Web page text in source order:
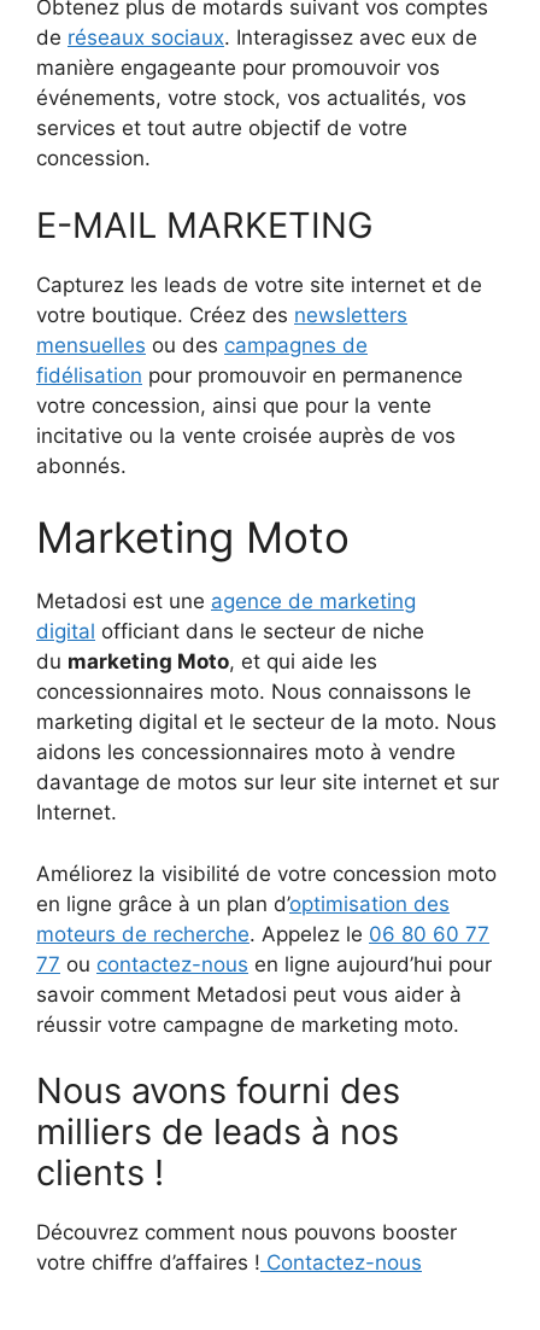
Obtenez plus de motards suivant vos comptes
de réseaux sociaux. Interagissez avec eux de
manière engageante pour promouvoir vos
événements, votre stock, vos actualités, vos
services et tout autre objectif de votre
concession.
E-MAIL MARKETING
Capturez les leads de votre site internet et de
votre boutique. Créez des newsletters
mensuelles ou des campagnes de
fidélisation pour promouvoir en permanence
votre concession, ainsi que pour la vente
incitative ou la vente croisée auprès de vos
abonnés.
Marketing Moto
Metadosi est une agence de marketing
digital officiant dans le secteur de niche
du marketing Moto, et qui aide les
concessionnaires moto. Nous connaissons le
marketing digital et le secteur de la moto. Nous
aidons les concessionnaires moto à vendre
davantage de motos sur leur site internet et sur
Internet.
Améliorez la visibilité de votre concession moto
en ligne grâce à un plan d’optimisation des
moteurs de recherche. Appelez le 06 80 60 77
77 ou contactez-nous en ligne aujourd’hui pour
savoir comment Metadosi peut vous aider à
réussir votre campagne de marketing moto.
Nous avons fourni des
milliers de leads à nos
clients !
Découvrez comment nous pouvons booster
votre chiffre d’affaires ! Contactez-nous